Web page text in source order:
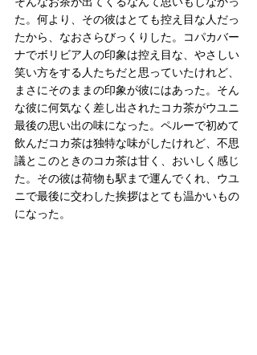
た。何より、その彼はとても控え目な人だっ
たから、なおさらびっくりした。コパカバー
ナでボリビア人の印象は控え目な、やさしい
笑い方をする人たちだと思っていたけれど、
まさにそのままの印象が彼にはあった。そん
な彼に何気なく差し出されたコカ茶がウユニ
最後の思い出の味になった。ペルーで初めて
飲んだコカ茶は独特な味がしたけれど、不思
議とこのときのコカ茶は甘く、おいしく感じ
た。その彼は荷物も駅まで運んでくれ、ウユ
ニで最後に交わした挨拶はとても温かいもの
になった。